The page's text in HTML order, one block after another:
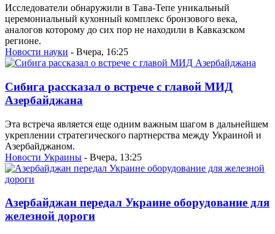
Исследователи обнаружили в Тава-Тепе уникальный
церемониальный кухонный комплекс бронзового века,
аналогов которому до сих пор не находили в Кавказском
регионе.
Новости науки - Вчера, 16:25
Сибига рассказал о встрече с главой МИД
Азербайджана
Эта встреча является еще одним важным шагом в дальнейшем
укреплении стратегического партнерства между Украиной и
Азербайджаном.
Новости Украины - Вчера, 13:25
Азербайджан передал Украине оборудование для
железной дороги